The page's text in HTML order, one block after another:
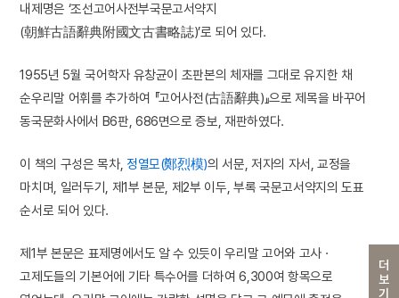
더보기
내제명은 ‘조선고어사전부국문고서약지
(朝鮮古語辭典附國文古書略誌)’로 되어 있다.
1955년 5월 국어학자 유창균이 초판본의 체재를 그대로 유지한 채
순우리말 어휘를 추가하여 『고어사전(古語辭典)』으로 제목을 바꾸어
동국문화사에서 B6판, 686면으로 증보, 재판하였다.
이 책의 구성은 목차, 정열모(鄭烈模)의 서문, 저자의 자서, 교정을
마치며, 일러두기, 제1부 본문, 제2부 이두, 부록 국문고서약지의 도표
순서로 되어 있다.
제1부 본문은 표제명에서도 알 수 있듯이 우리말 고어와 고사 ·
고제도들의 기본어에 기타 특수어를 더하여 6,300여 항목으로